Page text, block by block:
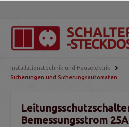
Installationstechnik und Hauselektrik
Sicherungen und Sicherungsautomaten
Bemessungsstrom